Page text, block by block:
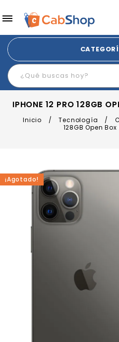
IPHONE 12 PRO 128GB
Inicio / Tecnología /
128GB Open
¡Agotado!